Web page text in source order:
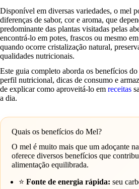
Disponível em diversas variedades, o mel
diferenças de sabor, cor e aroma, que
predominante das plantas visitadas pelas
encontrá-lo em potes, frascos ou mesmo
quando ocorre cristalização natural,
qualidades nutricionais.
Este guia completo aborda os benefícios do
perfil nutricional, dicas de consumo e
de explicar como aproveitá-lo em receitas
a dia.
Quais os benefícios do Mel?
O mel é muito mais que um adoçante
oferece diversos benefícios que
alimentação equilibrada.
⭐Fonte de energia rápida: seu